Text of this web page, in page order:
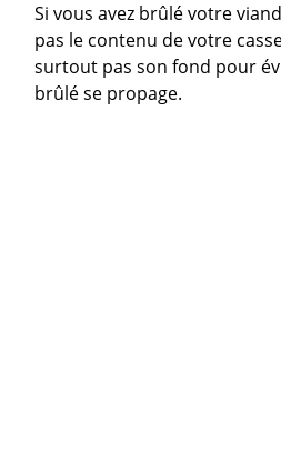
Si vous avez brûlé votre
pas le contenu de votre
surtout pas son fond pour
brûlé se propage.